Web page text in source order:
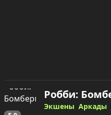
Экшены Аркады